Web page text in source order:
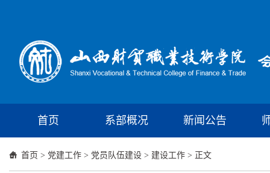
首页 系部概况 新闻公告
首页 > 党建工作 > 党员队伍建设 > 建设工作 > 正文